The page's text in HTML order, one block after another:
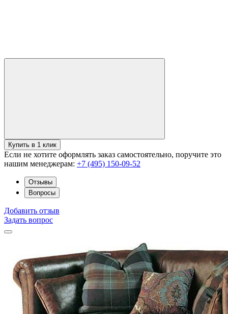
Купить в 1 клик
Если не хотите оформлять заказ самостоятельно, поручите это
нашим менеджерам: +7 (495) 150-09-52
Отзывы
Вопросы
Добавить отзыв
Задать вопрос